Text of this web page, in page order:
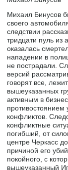
Михаил Бинусов
своего
следствии
тридцати пуль из
оказалась
нападении в
не пострадали.
версий
говорят все,
вышеуказанных
активным в
противостоянием
конфликтов.
конфликтные
погибший, от
центре Черкасс
причиной его
покойного, с
вышеуказанный